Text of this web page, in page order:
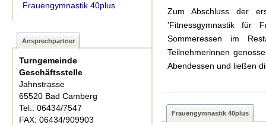
Frauengymnastik 40plus
Ansprechpartner
Turngemeinde
Geschäftsstelle
Jahnstrasse
65520 Bad Camberg
Tel.: 06434/7547
FAX: 06434/909903
Zum Abschluss der
'Fitnessgymnastik für
Sommeressen im
Teilnehmerinnen
Abendessen und ließen
Frauengymnastik 40plus